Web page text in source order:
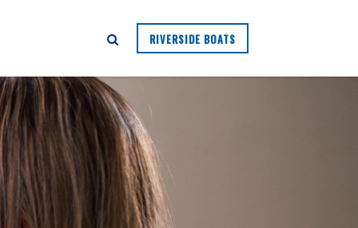
RIVERSIDE BOATS